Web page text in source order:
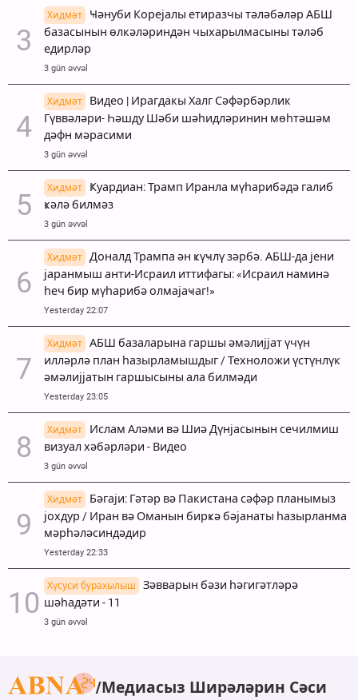
Хидмәт
Ҹәнуби Корејалы етиразчы тәләбәләр АБШ
базасынын өлкәләриндән чыхарылмасыны тәләб
едирләр
3 gün əvvəl
Хидмәт
Видео | Ирагдакы Халг Сәфәрбәрлик
Гүввәләри- Һәшду Шәби шәһидләринин мөһтәшәм
дәфн мәрасими
3 gün əvvəl
Хидмәт
Ҝуардиан: Трамп Иранла мүһарибәдә галиб
ҝәлә билмәз
3 gün əvvəl
Хидмәт
Доналд Трампа ән ҝүҹлү зәрбә. АБШ-да јени
јаранмыш анти-Исраил иттифагы: «Исраил наминә
һеч бир мүһарибә олмајаҹаг!»
Yesterday 22:07
Хидмәт
АБШ базаларына гаршы әмәлијјат үчүн
илләрлә план һазырламышдыг / Техноложи үстүнлүк
әмәлијјатын гаршысыны ала билмәди
Yesterday 23:05
Хидмәт
Ислам Аләми вә Шиә Дүнјасынын сечилмиш
визуал хәбәрләри - Видео
3 gün əvvəl
Хидмәт
Бәгаји: Гәтәр вә Пакистана сәфәр планымыз
јохдур / Иран вә Оманын бирҝә бәјанаты һазырланма
мәрһәләсиндәдир
Yesterday 22:33
Хүсуси бурахылыш
Зәвварын бәзи һәгигәтләрә
шәһадәти - 11
3 gün əvvəl
Медиасыз Ширәләрин Сәси